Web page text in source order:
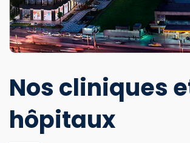
Nos cliniques
hôpitaux